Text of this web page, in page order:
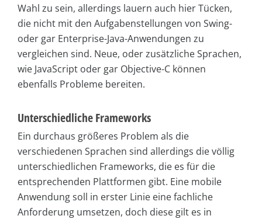
Wahl zu sein, allerdings lauern auch hier Tücken,
die nicht mit den Aufgabenstellungen von Swing-
oder gar Enterprise-Java-Anwendungen zu
vergleichen sind. Neue, oder zusätzliche Sprachen,
wie JavaScript oder gar Objective-C können
ebenfalls Probleme bereiten.
Unterschiedliche Frameworks
Ein durchaus größeres Problem als die
verschiedenen Sprachen sind allerdings die völlig
unterschiedlichen Frameworks, die es für die
entsprechenden Plattformen gibt. Eine mobile
Anwendung soll in erster Linie eine fachliche
Anforderung umsetzen, doch diese gilt es in